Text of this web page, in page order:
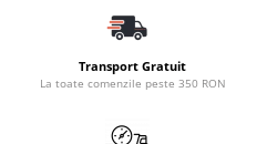
Husa Anvelope
Truse Chei
Iluminat Auto
Transport Gratuit
La toate comenzile peste 350 RON